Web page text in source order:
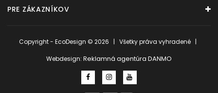
PRE ZÁKAZNÍKOV
Copyright - EcoDesign © 2026 | Všetky práva vyhradené |
Webdesign: Reklamná agentúra DANMO